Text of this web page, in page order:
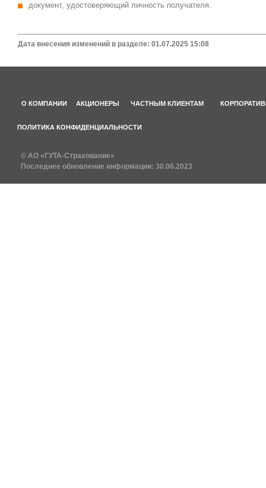
документ, удостоверяющий личность получателя.
Дата внесения изменений в разделе: 01.07.2025 15:08
О КОМПАНИИ АКЦИОНЕРЫ ЧАСТНЫМ КЛИЕНТАМ
ПОЛИТИКА КОНФИДЕНЦИАЛЬНОСТИ
© АО «ГУТА-Страхование»
Последнее обновление информации: 30.06.2023